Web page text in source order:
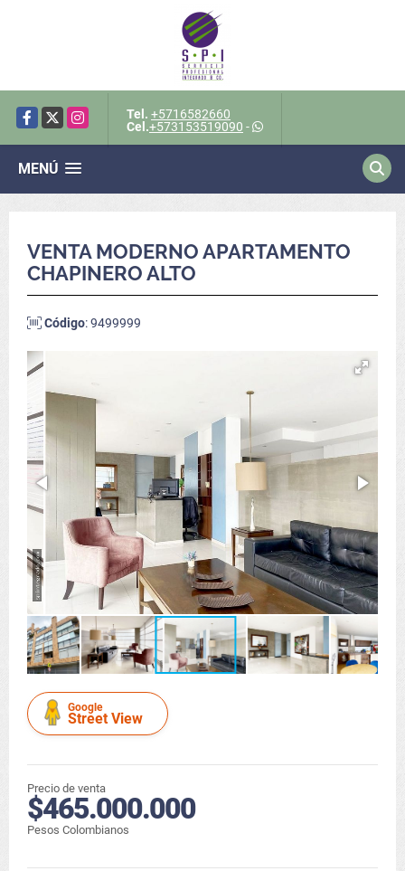
Facebook
X Instagram Tel. +5716582660
Cel.+573153519090 -
MENÚ
VENTA MODERNO APARTAMENTO
CHAPINERO ALTO
Código: 9499999
Google
Street View
Precio de venta
$465.000.000
Pesos Colombianos